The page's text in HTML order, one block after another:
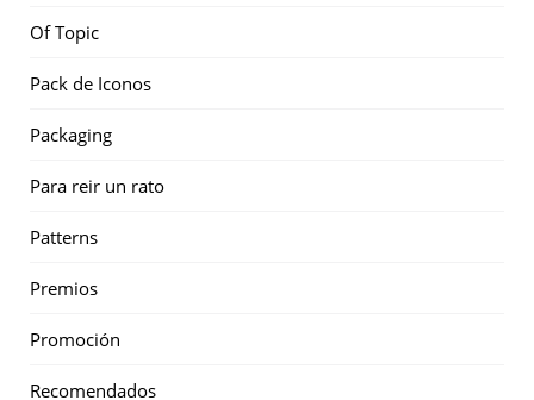
Of Topic
Pack de Iconos
Packaging
Para reir un rato
Patterns
Premios
Promoción
Recomendados